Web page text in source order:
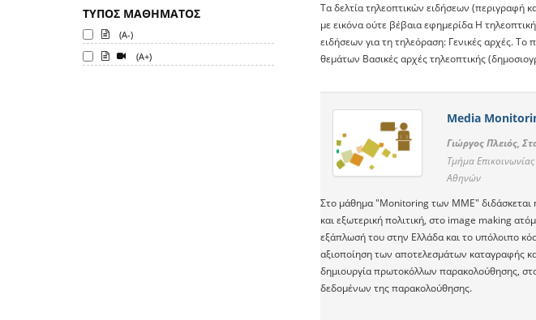
ΤΥΠΟΣ ΜΑΘΗΜΑΤΟΣ
(A-)
(A+)
Tα δελτία τηλεοπτικών ειδήσεων (περιγραφή
με εικόνα ούτε βέβαια εφημερίδα H
ειδήσεων για τη τηλεόραση: Γενικές αρχές.
θεμάτων Bασικές αρχές τηλεοπτικής
Media
Γιώργος Πλειός,
Τμήμα
Αθηνών
Στο μάθημα "Monitoring των ΜΜΕ" διδάσκεται η
και εξωτερική πολιτική, στο image making
εξάπλωσή του στην Ελλάδα και το υπόλοιπο
αξιοποίηση των αποτελεσμάτων καταγραφής
δημιουργία πρωτοκόλλων παρακολούθησης,
δεδομένων της παρακολούθησης.